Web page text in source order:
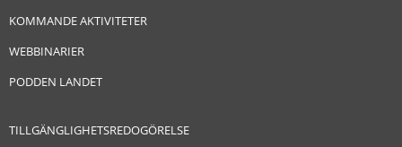
KOMMANDE AKTIVITETER
WEBBINARIER
PODDEN LANDET
TILLGÄNGLIGHETSREDOGÖRELSE